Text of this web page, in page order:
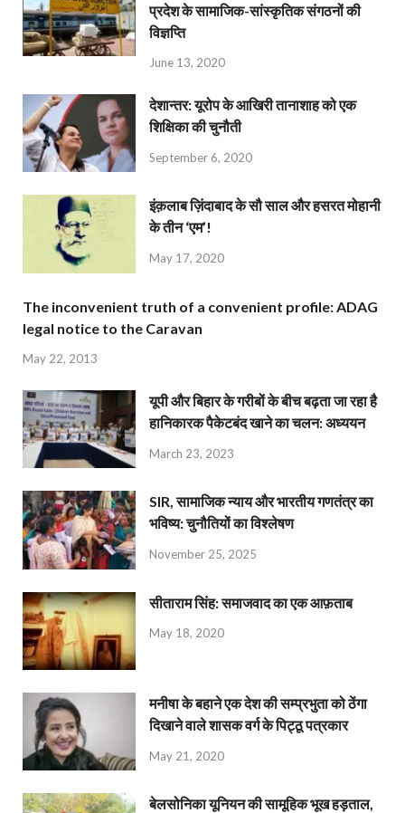
प्रदेश के सामाजिक-सांस्कृतिक संगठनों की
विज्ञप्ति
June 13, 2020
देशान्‍तर: यूरोप के आखिरी तानाशाह को एक
शिक्षिका की चुनौती
September 6, 2020
इंक़लाब ज़िंदाबाद के सौ साल और हसरत मोहानी
के तीन ‘एम’!
May 17, 2020
The inconvenient truth of a convenient profile: ADAG
legal notice to the Caravan
May 22, 2013
यूपी और बिहार के गरीबों के बीच बढ़ता जा रहा है
हानिकारक पैकेटबंद खाने का चलन: अध्ययन
March 23, 2023
SIR, सामाजिक न्याय और भारतीय गणतंत्र का
भविष्य: चुनौतियों का विश्लेषण
November 25, 2025
सीताराम सिंह: समाजवाद का एक आफ़ताब
May 18, 2020
मनीषा के बहाने एक देश की सम्प्रभुता को ठेंगा
दिखाने वाले शासक वर्ग के पिट्ठू पत्रकार
May 21, 2020
बेलसोनिका यूनियन की सामूहिक भूख हड़ताल,